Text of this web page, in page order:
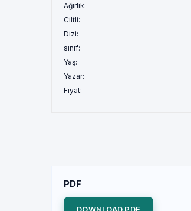
Ağırlık:
Ciltli:
Dizi:
sınıf:
Yaş:
Yazar:
Fiyat:
PDF